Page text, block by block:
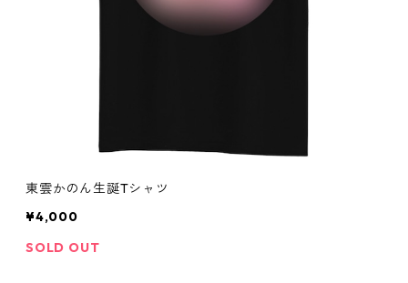
東雲かのん生誕Tシャツ
¥4,000
SOLD OUT